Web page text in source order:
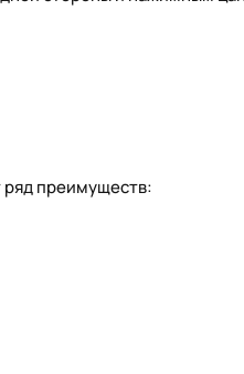
ряд преимуществ: